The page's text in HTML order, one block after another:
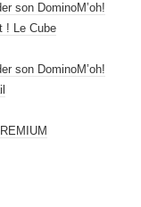
son DominoM’oh!
! Le Cube
son DominoM’oh!